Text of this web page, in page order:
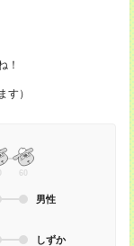
！
す）
60
男性
しずか